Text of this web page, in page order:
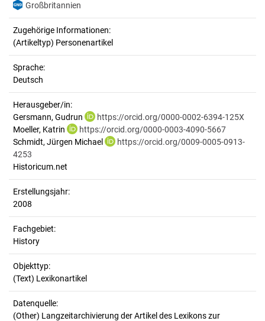
Großbritannien
Zugehörige Informationen:
(Artikeltyp) Personenartikel
Sprache:
Deutsch
Herausgeber/in:
Gersmann, Gudrun
https://orcid.org/0000-0002-6394-125X
Moeller, Katrin
https://orcid.org/0000-0003-4090-5667
Schmidt, Jürgen Michael
https://orcid.org/0009-0005-0913-
4253
Historicum.net
Erstellungsjahr:
2008
Fachgebiet:
History
Objekttyp:
(Text) Lexikonartikel
Datenquelle:
(Other) Langzeitarchivierung der Artikel des Lexikons zur